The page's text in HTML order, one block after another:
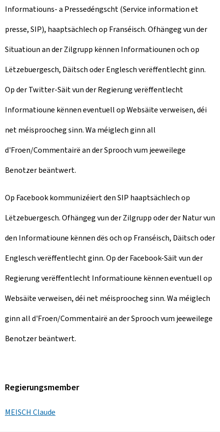
Informatiouns- a Pressedéngscht (Service information et
presse, SIP), haaptsächlech op Franséisch. Ofhängeg vun der
Situatioun an der Zilgrupp kënnen Informatiounen och op
Lëtzebuergesch, Däitsch oder Englesch verëffentlecht ginn.
Op der Twitter-Säit vun der Regierung verëffentlecht
Informatioune kënnen eventuell op Websäite verweisen, déi
net méisproocheg sinn. Wa méiglech ginn all
d'Froen/Commentairë an der Sprooch vum jeeweilege
Benotzer beäntwert.
Op Facebook kommunizéiert den SIP haaptsächlech op
Lëtzebuergesch. Ofhängeg vun der Zilgrupp oder der Natur vun
den Informatioune kënnen dës och op Franséisch, Däitsch oder
Englesch verëffentlecht ginn. Op der Facebook-Säit vun der
Regierung verëffentlecht Informatioune kënnen eventuell op
Websäite verweisen, déi net méisproocheg sinn. Wa méiglech
ginn all d'Froen/Commentairë an der Sprooch vum jeeweilege
Benotzer beäntwert.
Regierungsmember
MEISCH Claude